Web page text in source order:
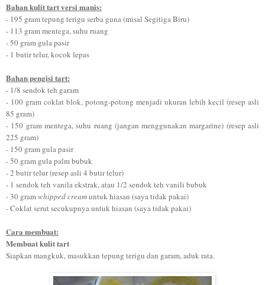
Bahan kulit tart versi manis:
- 195 gram tepung terigu serba guna (misal Segitiga Biru)
- 113 gram mentega, suhu ruang
- 50 gram gula pasir
- 1 butir telur, kocok lepas
Bahan pengisi tart:
- 1/8 sendok teh garam
- 100 gram coklat blok, potong-potong menjadi ukuran lebih kecil (resep asli
85 gram)
- 150 gram mentega, suhu ruang (jangan menggunakan margarine) (resep asli
225 gram)
- 150 gram gula pasir
- 50 gram gula palm bubuk
- 2 butir telur (resep asli 4 butir telur)
- 1 sendok teh vanila ekstrak, atau 1/2 sendok teh vanili bubuk
- 30 gramwhipped creamuntuk hiasan (saya tidak pakai)
- Coklat serut secukupnya untuk hiasan (saya tidak pakai)
Cara membuat:
Membuat kulit tart
Siapkan mangkuk, masukkan tepung terigu dan garam, aduk rata.